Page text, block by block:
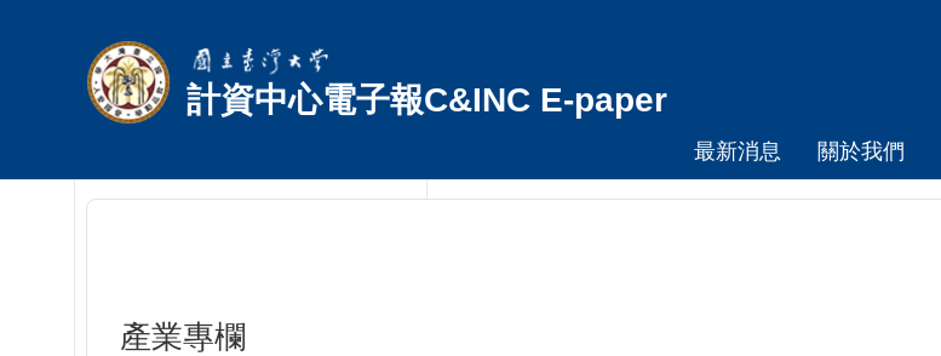
計資中心電子報C&INC E-paper
最新消息 關於我們
產業專欄